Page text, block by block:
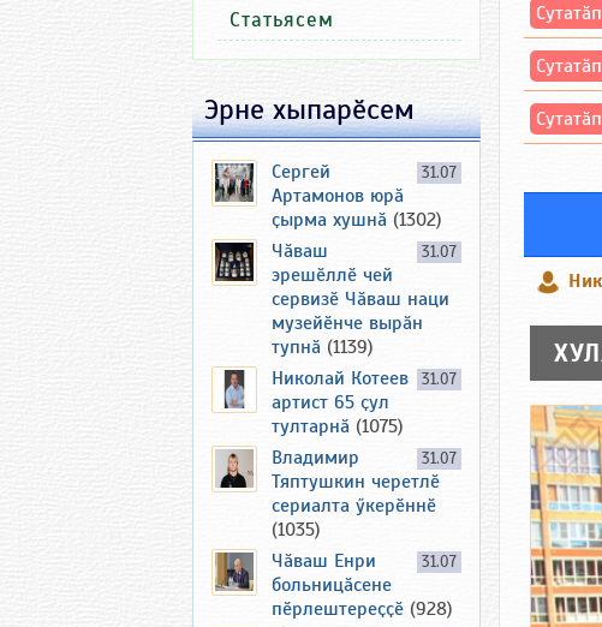
Сутатӑп
Сутатӑп
Сутатӑп
Статьясем
Эрне хыпарӗсем
31.07
Сергей
Артамонов юрӑ
ҫырма хушнӑ (1302)
31.07
Чӑваш
эрешӗллӗ чей
сервизӗ Чӑваш наци
музейӗнче вырӑн
тупнӑ (1139)
31.07
Николай Котеев
артист 65 ҫул
тултарнӑ (1075)
31.07
Владимир
Тяптушкин черетлӗ
сериалта ӳкерӗннӗ
(1035)
31.07
Чӑваш Енри
больницӑсене
пӗрлештереҫҫӗ (928)